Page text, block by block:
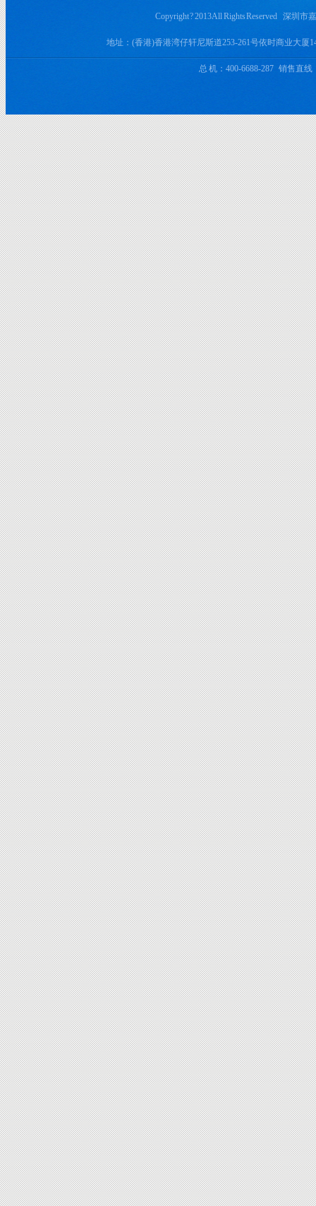
Copyright ? 2013 All Rights Reserved 深圳
地址：(香港)香港湾仔轩尼斯道253-261号依时商业大
总 机：400-6688-287 销售直线